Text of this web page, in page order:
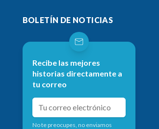
BOLETÍN DE NOTICIAS
Recibe las mejores
historias directamente a
tu correo
No te preocupes, no enviamos